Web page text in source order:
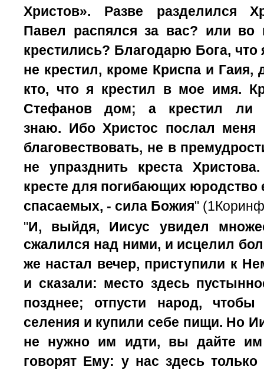
Христов». Разве разделился
Павел распялся за вас? или
крестились? Благодарю Бога, что
не крестил, кроме Криспа и Гаия,
кто, что я крестил в мое имя.
Стефанов дом; а крестил ли
знаю. Ибо Христос послал меня
благовествовать, не в
не упразднить креста
кресте для погибающих юродство
спасаемых, - сила Божия"
"И, выйдя, Иисус увидел
сжалился над ними, и исцелил
же настал вечер, приступили к
и сказали: место здесь
позднее; отпусти народ,
селения и купили себе пищи. Но
не нужно им идти, вы дайте
говорят Ему: у нас здесь